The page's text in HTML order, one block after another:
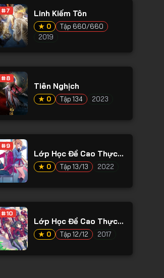
#7 Linh Kiếm Tôn
★ 0
Tập 660/660
2019
#8
Tiên Nghịch
★ 0 Tập 134 2023
#9
Lớp Học Đề Cao Thực
Lực Ss2
★ 0 Tập 13/13 2022
#10
Lớp Học Đề Cao Thực
Lực Ss1
★ 0 Tập 12/12 2017